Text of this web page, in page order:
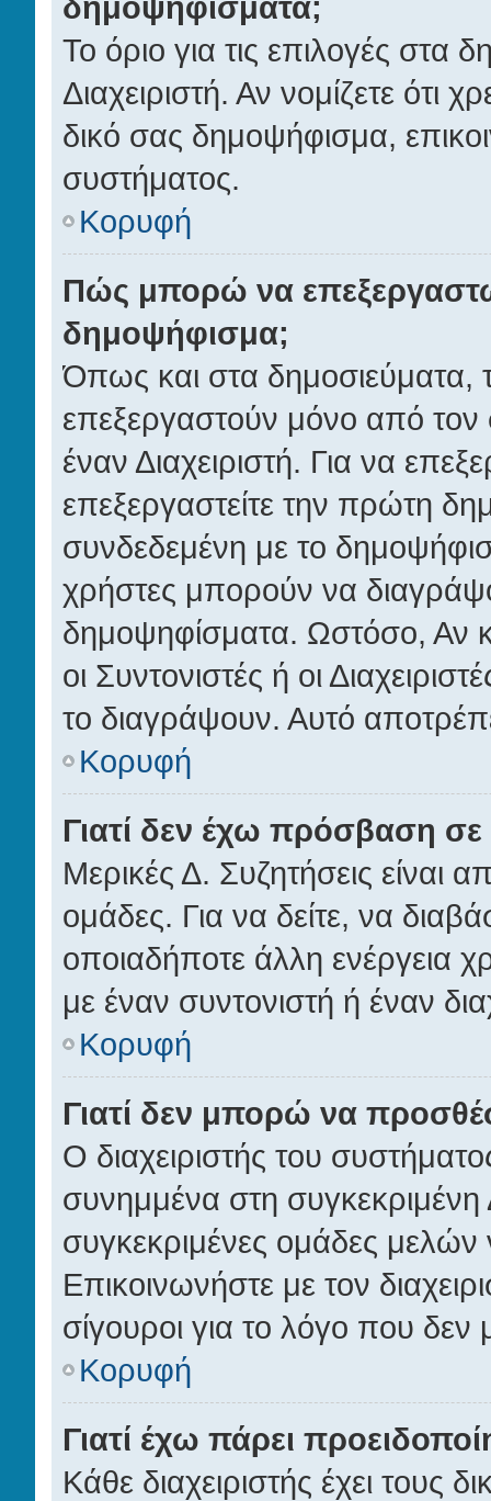
Το όριο για τις επιλογές στα
Διαχειριστή. Αν νομίζετε ότι
δικό σας δημοψήφισμα,
συστήματος.
Κορυφή
Πώς μπορώ να
δημοψήφισμα;
Όπως και στα
επεξεργαστούν μόνο από τον
έναν Διαχειριστή. Για να
επεξεργαστείτε την πρώτη
συνδεδεμένη με το
χρήστες μπορούν να
δημοψηφίσματα. Ωστόσο, Αν
οι Συντονιστές ή οι
το διαγράψουν. Αυτό
Κορυφή
Γιατί δεν έχω πρόσβαση
Μερικές Δ. Συζητήσεις είναι
ομάδες. Για να δείτε, να
οποιαδήποτε άλλη ενέργεια
με έναν συντονιστή ή έναν
Κορυφή
Γιατί δεν μπορώ να
Ο διαχειριστής του
συνημμένα στη
συγκεκριμένες ομάδες
Επικοινωνήστε με τον
σίγουροι για το λόγο που
Κορυφή
Γιατί έχω πάρει
Κάθε διαχειριστής έχει τους